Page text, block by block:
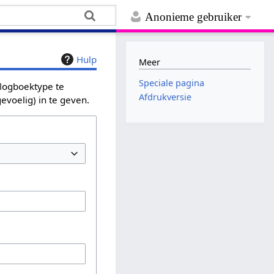
Anonieme gebruiker
Hulp
te
in te geven.
Meer
Speciale pagina
Afdrukversie